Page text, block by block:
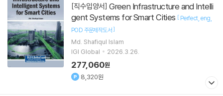
[직수입양서] Green Infrastructure and Intelli
gent Systems for Smart Cities [ Perfect eng
POD 주문제작도서]
Md. Shafiqul Islam
IGI Global
2026.3.26.
277,060원
8,320원